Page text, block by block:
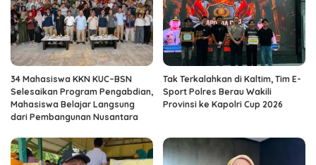
34 Mahasiswa KKN KUC–BSN
Selesaikan Program Pengabdian,
Mahasiswa Belajar Langsung
dari Pembangunan Nusantara
Tak Terkalahkan di Kaltim, Tim E-
Sport Polres Berau Wakili
Provinsi ke Kapolri Cup 2026